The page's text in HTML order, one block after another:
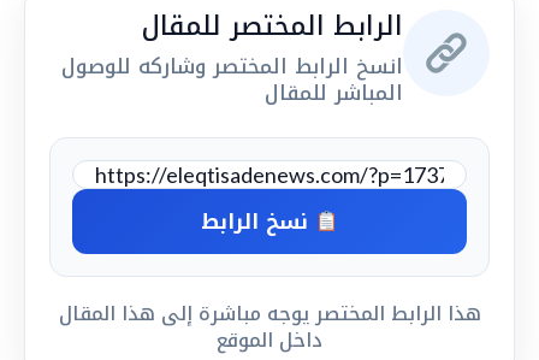
الرابط المختصر للمقال
انسخ الرابط المختصر وشاركه للوصول
المباشر للمقال
نسخ الرابط
هذا الرابط المختصر يوجه مباشرة إلى هذا المقال
داخل الموقع